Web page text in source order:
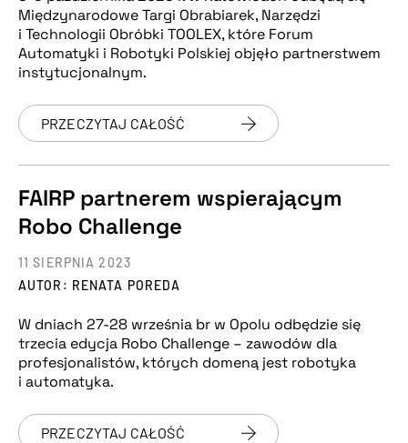
Międzynarodowe Targi Obrabiarek, Narzędzi
i Technologii Obróbki TOOLEX, które Forum
Automatyki i Robotyki Polskiej objęło partnerstwem
instytucjonalnym.
PRZECZYTAJ CAŁOŚĆ
FAIRP partnerem wspierającym
Robo Challenge
AUTOR: RENATA POREDA
11 SIERPNIA 2023
W dniach 27-28 września br w Opolu odbędzie się
trzecia edycja Robo Challenge – zawodów dla
profesjonalistów, których domeną jest robotyka
i automatyka.
PRZECZYTAJ CAŁOŚĆ